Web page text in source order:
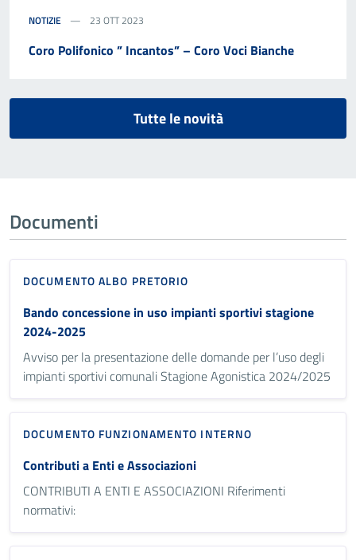
NOTIZIE 23 OTT 2023
Coro Polifonico ” Incantos” – Coro Voci Bianche
Tutte le novità
Documenti
DOCUMENTO ALBO PRETORIO
Bando concessione in uso impianti sportivi stagione
2024-2025
Avviso per la presentazione delle domande per l’uso degli
impianti sportivi comunali Stagione Agonistica 2024/2025
DOCUMENTO FUNZIONAMENTO INTERNO
Contributi a Enti e Associazioni
CONTRIBUTI A ENTI E ASSOCIAZIONI Riferimenti
normativi: